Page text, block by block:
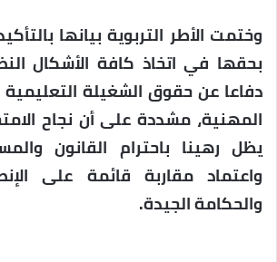
وختمت الأطر التربوية بيانها
بحقها في اتخاذ كافة الأشكال
دفاعا عن حقوق الشغيلة التعليمية
المهنية، مشددة على أن نجاح
يظل رهينا باحترام القانون
واعتماد مقاربة قائمة على
والحكامة الجيدة.